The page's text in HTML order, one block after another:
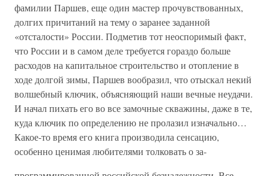
фамилии Паршев, еще один мастер прочувствованных,
долгих причитаний на тему о заранее заданной
«отсталости» России. Подметив тот неоспоримый факт,
что России и в самом деле требуется гораздо больше
расходов на капитальное строительство и отопление в
ходе долгой зимы, Паршев вообразил, что отыскал некий
волшебный ключик, объясняющий наши вечные неудачи.
И начал пихать его во все замочные скважины, даже в те,
куда ключик по определению не пролазил изначально…
Какое-то время его книга производила сенсацию,
особенно ценимая любителями толковать о за-